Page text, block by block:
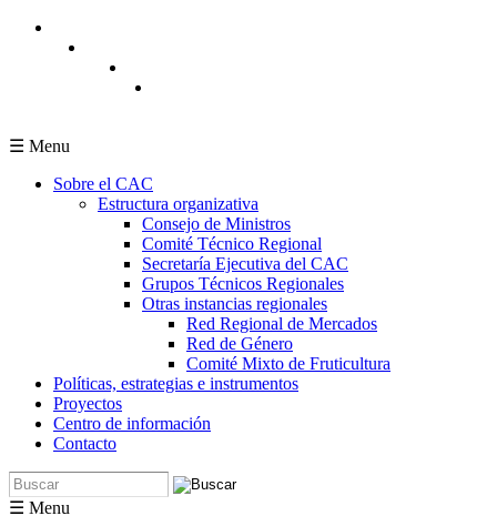
Pasar al contenido principal
☰ Menu
Sobre el CAC
Estructura organizativa
Consejo de Ministros
Comité Técnico Regional
Secretaría Ejecutiva del CAC
Grupos Técnicos Regionales
Otras instancias regionales
Red Regional de Mercados
Red de Género
Comité Mixto de Fruticultura
Políticas, estrategias e instrumentos
Proyectos
Centro de información
Contacto
Formulario de búsqueda
Buscar
☰ Menu